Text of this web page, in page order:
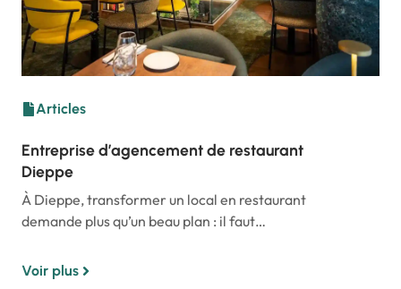
Articles
Entreprise d’agencement de restaurant
Dieppe
À Dieppe, transformer un local en restaurant
demande plus qu’un beau plan : il faut…
Voir plus